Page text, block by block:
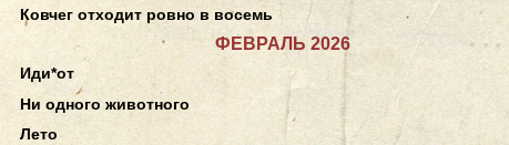
Ковчег отходит ровно в восемь
ФЕВРАЛЬ 2026
Иди*от
Ни одного животного
Лето